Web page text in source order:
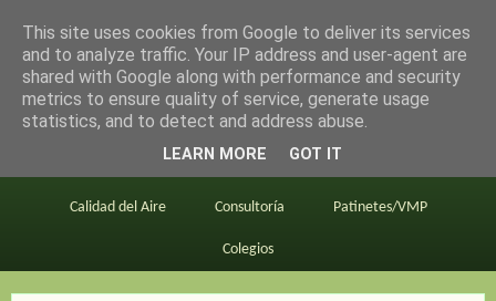
en bici por madrid
Este blog BiciMAD Primeros consejos
Calidad del Aire Consultoría Patinetes/VMP
Colegios
This site uses cookies from Google to deliver its services
and to analyze traffic. Your IP address and user-agent are
shared with Google along with performance and security
metrics to ensure quality of service, generate usage
statistics, and to detect and address abuse.
LEARN MORE GOT IT